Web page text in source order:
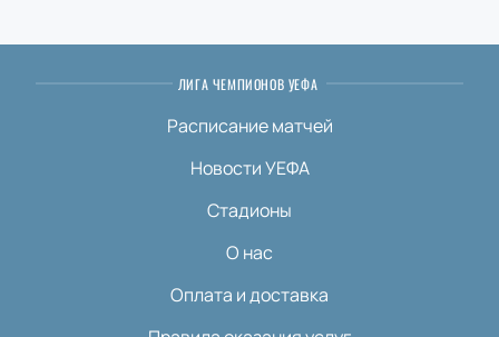
ЛИГА ЧЕМПИОНОВ УЕФА
Расписание матчей
Новости УЕФА
Стадионы
О нас
Оплата и доставка